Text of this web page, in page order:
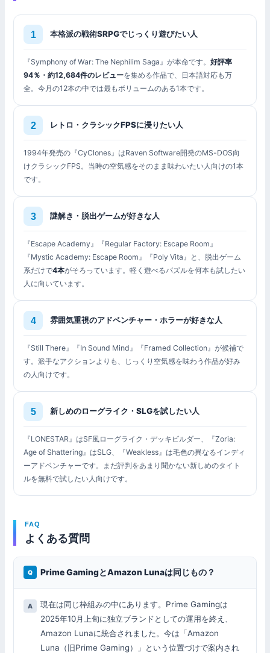
本格派の戦術SRPGでじっくり遊びたい人
『Symphony of War: The Nephilim Saga』が本命です。好評率
94％・約12,684件のレビューを集める作品で、日本語対応も万
全。今月の12本の中では最もボリュームのある1本です。
レトロ・クラシックFPSに浸りたい人
1994年発売の『CyClones』はRaven Software開発のMS-DOS向
けクラシックFPS。当時の空気感をそのまま味わいたい人向けの1本
です。
謎解き・脱出ゲームが好きな人
『Escape Academy』『Regular Factory: Escape Room』
『Mystic Academy: Escape Room』『Poly Vita』と、脱出ゲーム
系だけで4本がそろっています。軽く遊べるパズルを何本も試したい
人に向いています。
雰囲気重視のアドベンチャー・ホラーが好きな人
『Still There』『In Sound Mind』『Framed Collection』が候補で
す。派手なアクションよりも、じっくり空気感を味わう作品が好み
の人向けです。
新しめのローグライク・SLGを試したい人
『LONESTAR』はSF風ローグライク・デッキビルダー、『Zoria:
Age of Shattering』はSLG、『Weakless』は毛色の異なるインディ
ーアドベンチャーです。まだ評判をあまり聞かない新しめのタイト
ルを無料で試したい人向けです。
FAQ
よくある質問
Prime GamingとAmazon Lunaは同じもの？
現在は同じ枠組みの中にあります。Prime Gamingは
2025年10月上旬に独立ブランドとしての運用を終え、
Amazon Lunaに統合されました。今は「Amazon
Luna（旧Prime Gaming）」という位置づけで案内され